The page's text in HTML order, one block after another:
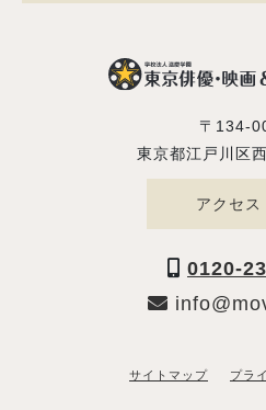
〒134-
東京都江戸川区
アクセス
0120-
サイトマップ プラ